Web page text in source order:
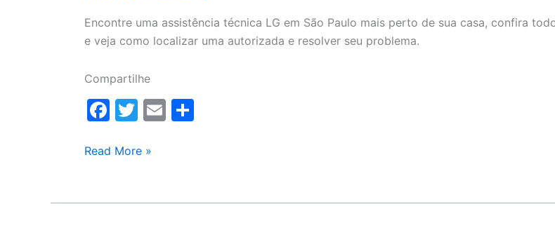
Encontre uma assistência técnica LG em São Paulo mais perto de sua casa, confira
e veja como localizar uma autorizada e resolver seu problema.
Compartilhe
F
c
b
T
itt
E
Assistência
São
Read More »